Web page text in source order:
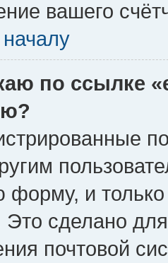
вашего
по ссылке
и
сделано
почтовой